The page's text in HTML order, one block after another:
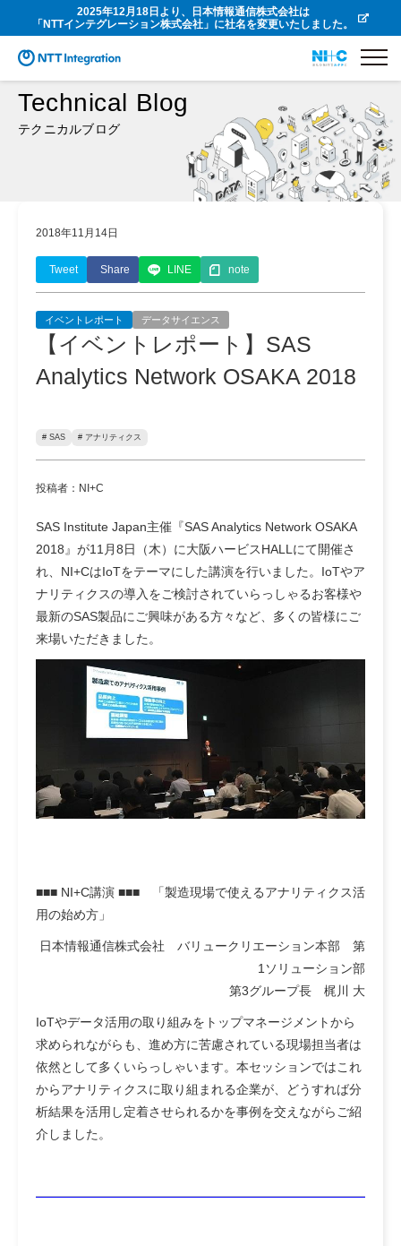
2025年12月18日より、日本情報通信株式会社は
「NTTインテグレーション株式会社」に社名を変更いたしました。
Technical Blog
テクニカルブログ
2018年11月14日
Tweet Share LINE note
イベントレポート データサイエンス
【イベントレポート】SAS
Analytics Network OSAKA 2018
# SAS # アナリティクス
投稿者：NI+C
SAS Institute Japan主催『SAS Analytics Network OSAKA
2018』が11月8日（木）に大阪ハービスHALLにて開催さ
れ、NI+CはIoTをテーマにした講演を行いました。IoTやア
ナリティクスの導入をご検討されていらっしゃるお客様や
最新のSAS製品にご興味がある方々など、多くの皆様にご
来場いただきました。
■■■ NI+C講演 ■■■ 「製造現場で使えるアナリティクス活
用の始め方」
日本情報通信株式会社 バリュークリエーション本部 第
1ソリューション部
第3グループ長 梶川 大
IoTやデータ活用の取り組みをトップマネージメントから
求められながらも、進め方に苦慮されている現場担当者は
依然として多くいらっしゃいます。本セッションではこれ
からアナリティクスに取り組まれる企業が、どうすれば分
析結果を活用し定着させられるかを事例を交えながらご紹
介しました。